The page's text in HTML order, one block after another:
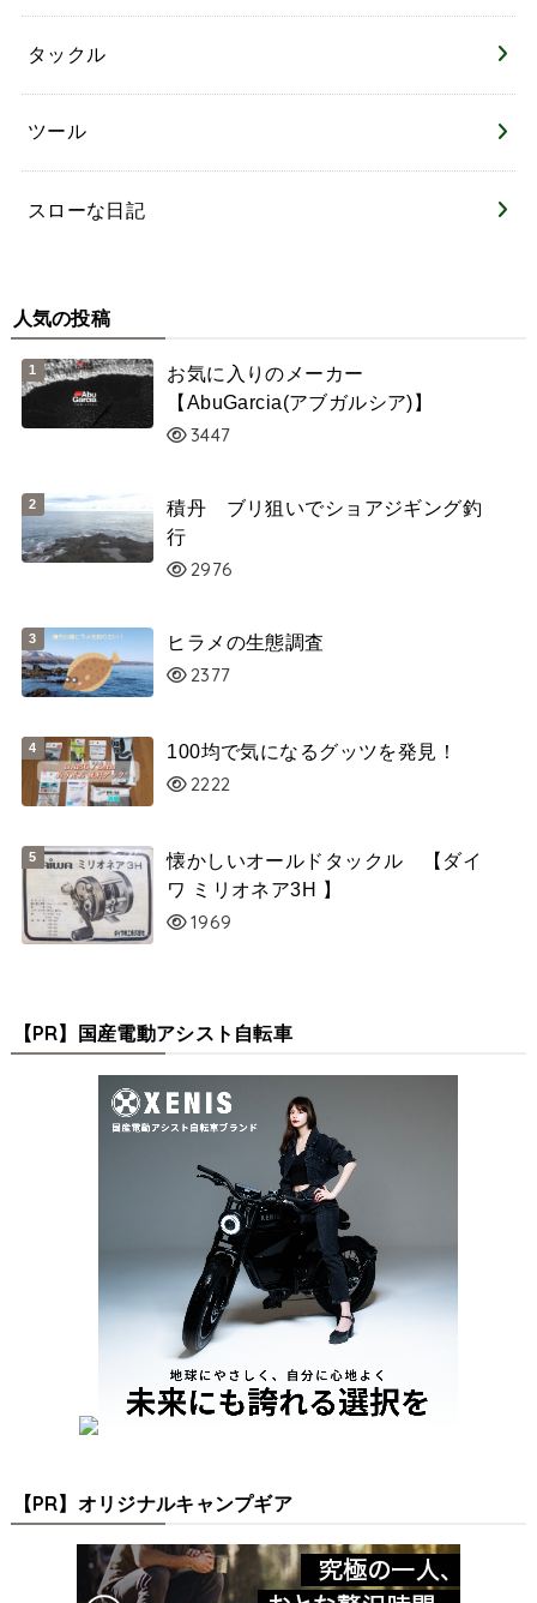
タックル
ツール
スローな日記
人気の投稿
お気に入りのメーカー
【AbuGarcia(アブガルシア)】
3447
積丹 ブリ狙いでショアジギング釣
行
2976
ヒラメの生態調査
2377
100均で気になるグッツを発見！
2222
懐かしいオールドタックル 【ダイ
ワ ミリオネア3H 】
1969
【PR】国産電動アシスト自転車
【PR】オリジナルキャンプギア